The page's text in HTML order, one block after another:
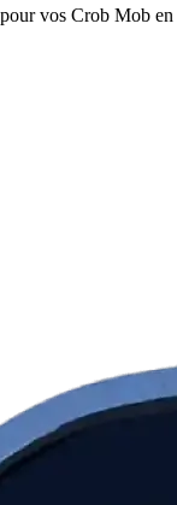
vos Crob Mob